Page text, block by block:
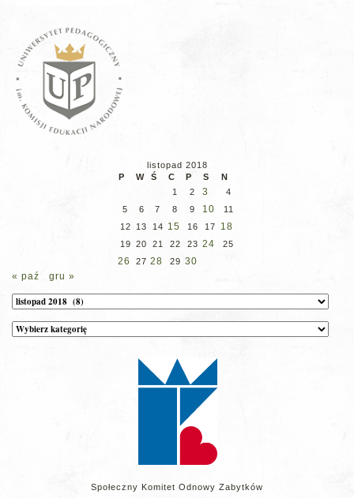
listopad 2018
P
W Ś C P S
N
1
2 3
4
5
6 7 8 9 10
11
12
13 14 15 16 17 18
19 20 21 22 23 24 25
26 27 28 29 30
« paź
gru »
Archiwum
Kategorie
wpisów
Społeczny Komitet Odnowy Zabytków